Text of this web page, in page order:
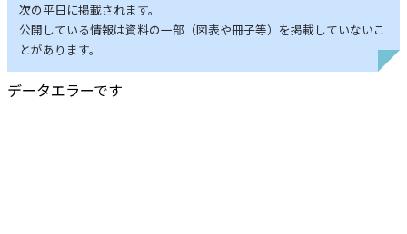
次の平日に掲載されます。
公開している情報は資料の一部（図表や冊子等）を掲載していないこ
とがあります。
データエラーです